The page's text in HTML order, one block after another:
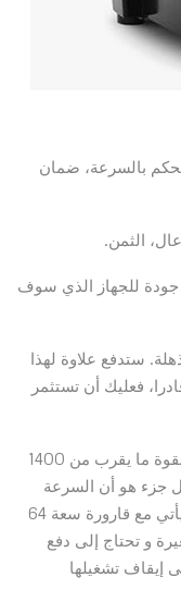
بالسرعة، ضمان
الثمن.
جودة للجهاز الذي سوف
ستدفع علاوة لهذا
فعليك أن تستثمر
يمنح محرك فيتا ميكس المجنون الذي يعمل بقوة ما يقرب من 1400
جزء هو أن السرعة
يمكن رفعها تدريجيا، مما يمنحك تحكما أكبر. يأتي مع قارورة سعة 64
و تحتاج إلى دفع
إيقاف تشغيلها